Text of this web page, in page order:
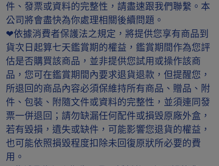
件、發票或資料的完整性，請盡速跟我們聯繫。本
公司將會盡快為你處理相關後續問題。
❤依據消費者保護法之規定，將提供您享有商品到
貨次日起算七天鑑賞期的權益，鑑賞期間作為您評
估是否購買該商品，並非提供您試用或操作該商
品，您可在鑑賞期間內要求退貨退款，但提醒您，
所退回的商品內容必須保維持所有商品、贈品、附
件、包裝、附隨文件或資料的完整性，並須連同發
票一併退回；請勿缺漏任何配件或損毁原廠外盒，
若有毀損，遺失或缺件，可能影響您退貨的權益，
也可能依照損毀程度扣除未回復原狀所必要的費
用。